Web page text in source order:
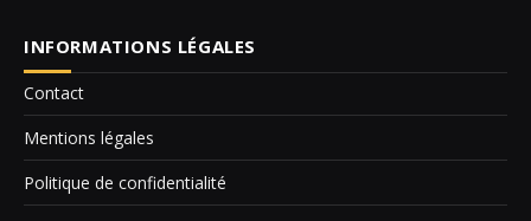
INFORMATIONS LÉGALES
Contact
Mentions légales
Politique de confidentialité